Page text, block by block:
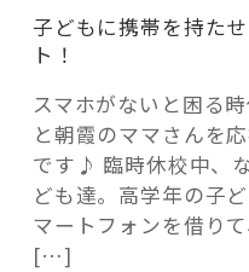
「モノ」
fleXe
「ひと」
子どもに携帯を持た
ト！
スマホがないと困る
と朝霞のママさんを
です♪ 臨時休校中、
ども達。高学年の子
マートフォンを借り
[…]